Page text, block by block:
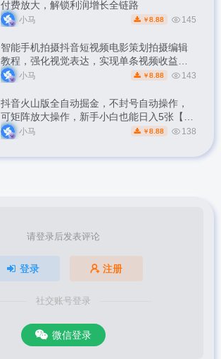
付费放大，解锁利润增长全链路
小马 ￥ 8.88 145
智能手机拍摄抖音短视频电影策划拍摄编辑
教程，强化视觉表达，实现单条视频收益破
1k
小马 ￥ 8.88 143
抖音火山版全自动掘金，不封号自动操作，
可矩阵放大操作，新手小白也能日入5张【揭
秘】小马 ￥ 8.88 138
请登录后发表评论
登录 注册
社交账号登录
微信登录